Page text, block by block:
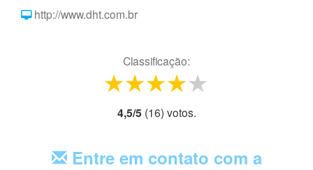
http://www.dht.com.br
Classificação:
4 stars
3 stars
2 stars
1 star
4,5/5 (16) votos.
Entre em contato com a